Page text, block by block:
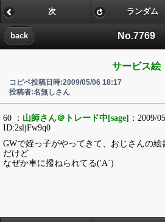
No.7769
back
次 ランダム
サービス絵
コピペ投稿日時:2009/05/06 18:17
投稿者:名無しさん
60 ： 山師さん＠トレード中[sage] ：2009/
ID:2sljFw9q0
GWで姪っ子がやってきて、おじさんの
だけど
なぜか車に撥ねられてる('A`)